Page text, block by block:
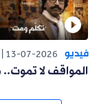
فيديو 13-07-2026
المواقف لا